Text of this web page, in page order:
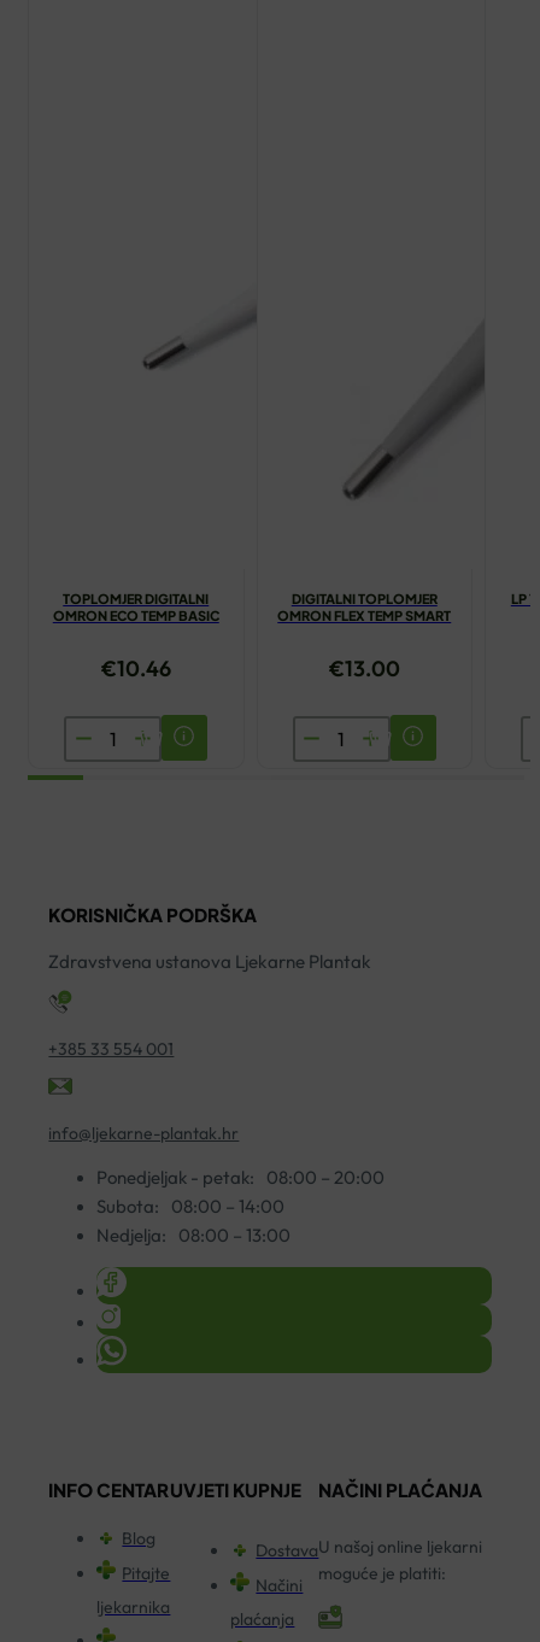
TOPLOMJER DIGITALNI
OMRON ECO TEMP BASIC
€10.46
TOPLOMJER
DIGITALNI
količina
DIGITALNI TOPLOMJER
OMRON FLEX TEMP SMART
€13.00
DIGITALNI
TOPLOMJER
LP
KORISNIČKA PODRŠKA
Zdravstvena ustanova Ljekarne Plantak
+385 33 554 001
info@ljekarne-plantak.hr
Ponedjeljak - petak:
08:00 – 20:00
Subota:
08:00 – 14:00
Nedjelja:
08:00 – 13:00
INFO CENTAR
Blog
Pitajte
ljekarnika
UVJETI KUPNJE
Dostava
Načini
plaćanja
NAČINI PLAĆANJA
U našoj online ljekarni
moguće je platiti: